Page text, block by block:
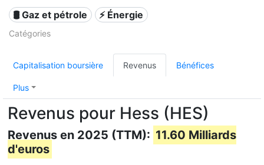
🛢 Gaz et pétrole ⚡ Énergie
Catégories
Capitalisation boursière Revenus Bénéfices
Plus
Revenus pour Hess (HES)
Revenus en 2025 (TTM): 11.60 Milliards
d'euros